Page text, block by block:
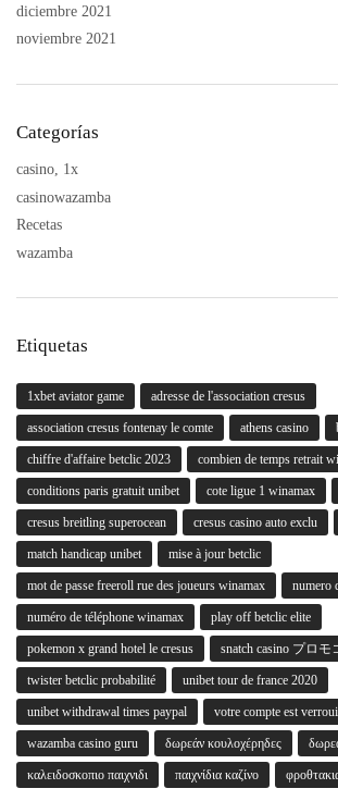
diciembre 2021
noviembre 2021
Categorías
casino, 1x
casinowazamba
Recetas
wazamba
Etiquetas
1xbet aviator game adresse de l'association cresus
association cresus fontenay le comte athens casino
chiffre d'affaire betclic 2023 combien de temps retrait
conditions paris gratuit unibet cote ligue 1 winamax
cresus breitling superocean cresus casino auto exclu
match handicap unibet mise à jour betclic
mot de passe freeroll rue des joueurs winamax numero
numéro de téléphone winamax play off betclic elite
pokemon x grand hotel le cresus snatch casino プロモ
twister betclic probabilité unibet tour de france 2020
unibet withdrawal times paypal votre compte est
wazamba casino guru δωρεάν κουλοχέρηδες
καλειδοσκοπιο παιχνιδι παιχνίδια καζίνο